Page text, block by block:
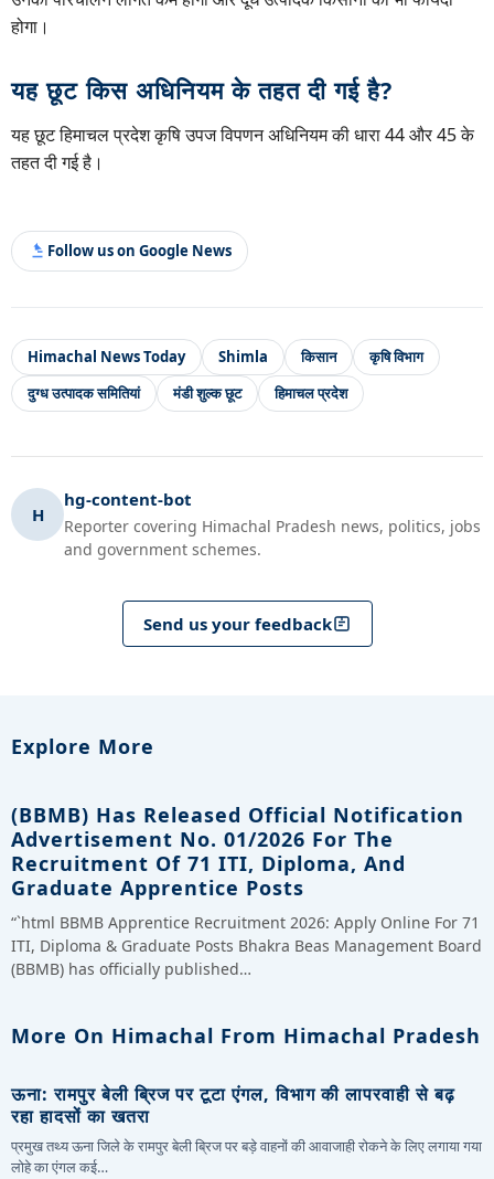
होगा।
यह छूट किस अधिनियम के तहत दी गई है?
यह छूट हिमाचल प्रदेश कृषि उपज विपणन अधिनियम की धारा 44 और 45 के
तहत दी गई है।
Follow us on Google News
Himachal News Today Shimla किसान
कृषि विभाग
दुग्ध उत्पादक समितियां
मंडी शुल्क छूट हिमाचल प्रदेश
H
hg-content-bot
Reporter covering Himachal Pradesh news, politics, jobs
and government schemes.
Send us your feedback
Explore More
(BBMB) Has Released Official Notification
Advertisement No. 01/2026 For The
Recruitment Of 71 ITI, Diploma, And
Graduate Apprentice Posts
“`html BBMB Apprentice Recruitment 2026: Apply Online For 71
ITI, Diploma & Graduate Posts Bhakra Beas Management Board
(BBMB) has officially published…
More On Himachal From Himachal Pradesh
ऊना: रामपुर बेली ब्रिज पर टूटा एंगल, विभाग की लापरवाही से बढ़
रहा हादसों का खतरा
प्रमुख तथ्य ऊना जिले के रामपुर बेली ब्रिज पर बड़े वाहनों की आवाजाही रोकने के लिए लगाया गया
लोहे का एंगल कई…